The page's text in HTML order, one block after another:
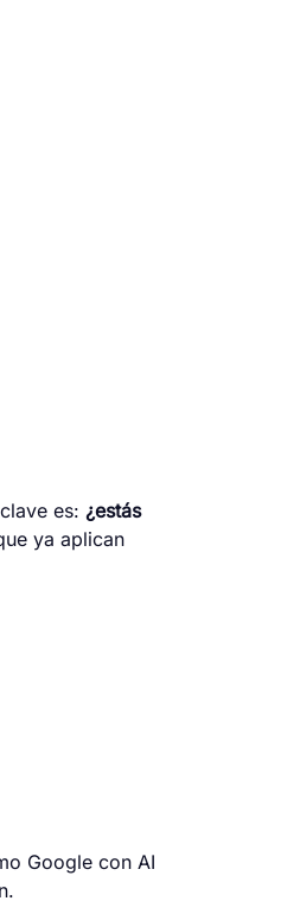
es: ¿estás
ya aplican
Google con AI